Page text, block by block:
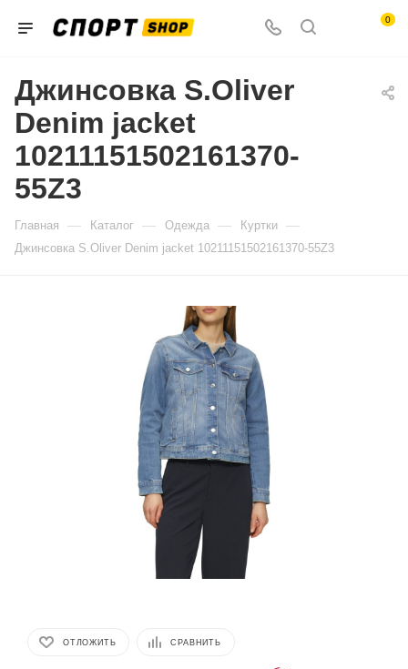
0
Джинсовка S.Oliver
Denim jacket
10211151502161370-
55Z3
Главная — Каталог — Одежда — Куртки —
Джинсовка S.Oliver Denim jacket 10211151502161370-55Z3
ОТЛОЖИТЬ СРАВНИТЬ